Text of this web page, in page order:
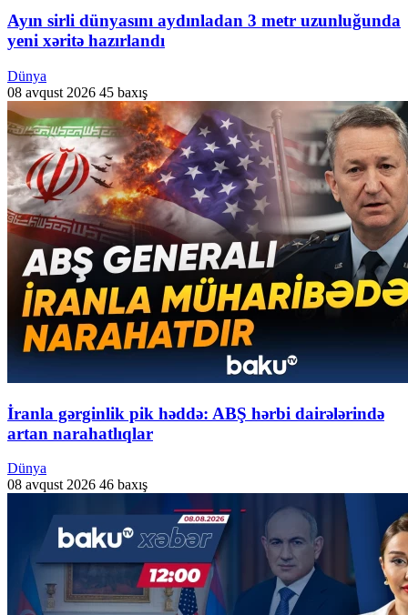
Ayın sirli dünyasını aydınladan 3 metr uzunluğunda
yeni xəritə hazırlandı
Dünya
08 avqust 2026 45 baxış
İranla gərginlik pik həddə: ABŞ hərbi dairələrində
artan narahatlıqlar
Dünya
08 avqust 2026 46 baxış